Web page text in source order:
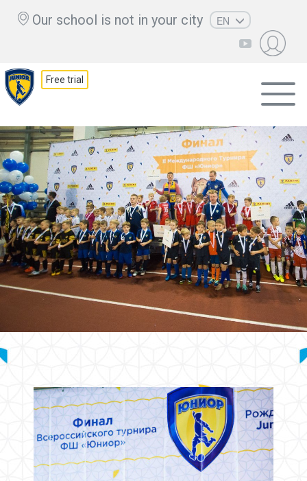
Our school is not in your city
EN
CS
Free trial